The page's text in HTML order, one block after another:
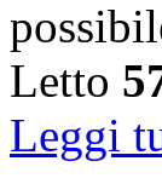
Letto
Leggi